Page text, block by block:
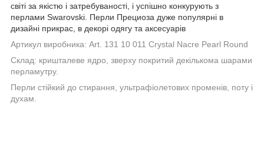
світі за якістю і затребуваності, і успішно конкурують з
перлами Swarovski. Перли Прециоза дуже популярні в
дизайні прикрас, в декорі одягу та аксесуарів
Артикул виробника: Art. 131 10 011 Crystal Nacre Pearl Round
Склад: кришталеве ядро, зверху покритий декількома шарами
перламутру.
Перли стійкий до стирання, ультрафіолетових променів, поту і
духам.